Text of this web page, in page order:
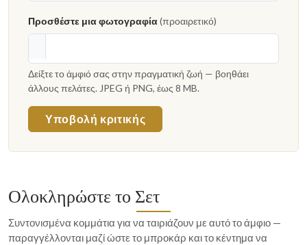
Προσθέστε μια φωτογραφία(προαιρετικό)
Δείξτε το άμφιό σας στην πραγματική ζωή — βοηθάει
άλλους πελάτες. JPEG ή PNG, έως 8 MB.
Υποβολή κριτικής
Ολοκληρώστε το Σετ
Συντονισμένα κομμάτια για να ταιριάζουν με αυτό το άμφιο —
παραγγέλλονται μαζί ώστε το μπροκάρ και το κέντημα να